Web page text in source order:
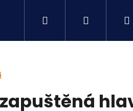
Kontakty Přihlášení